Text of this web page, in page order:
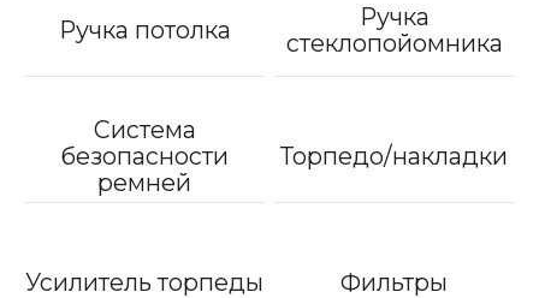
Ручка потолка
Ручка
стеклопойомника
Система
безопасности
ремней
Торпедо/накладки
Усилитель торпеды Фильтры